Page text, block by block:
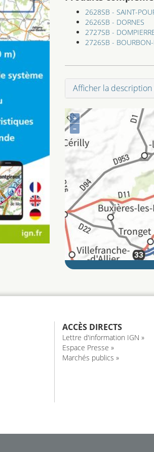
2628SB - SAINT-
2626SB - DORNES
2727SB -
2726SB - BOURBON-
Afficher la
+
–
ACCÈS DIRECTS
Lettre d'information IGN »
Espace Presse »
Marchés publics »